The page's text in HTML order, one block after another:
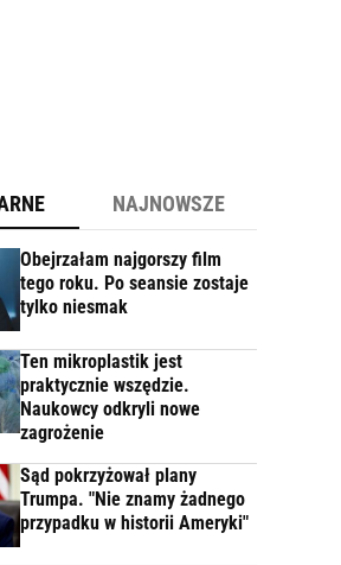
NAJNOWSZE
Obejrzałam najgorszy film
tego roku. Po seansie zostaje
tylko niesmak
Ten mikroplastik jest
praktycznie wszędzie.
Naukowcy odkryli nowe
zagrożenie
Sąd pokrzyżował plany
Trumpa. "Nie znamy żadnego
przypadku w historii Ameryki"